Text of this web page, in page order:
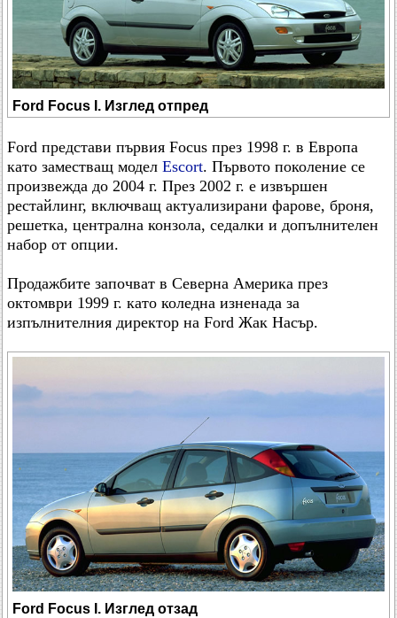
Ford Focus I. Изглед отпред
Ford представи първия Focus през 1998 г. в Европа
като заместващ модел Escort. Първото поколение се
произвежда до 2004 г. През 2002 г. е извършен
рестайлинг, включващ актуализирани фарове, броня,
решетка, централна конзола, седалки и допълнителен
набор от опции.
Продажбите започват в Северна Америка през
октомври 1999 г. като коледна изненада за
изпълнителния директор на Ford Жак Насър.
Ford Focus I. Изглед отзад